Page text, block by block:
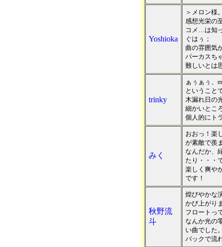
Yoshioka
＞メロン様
感想光栄の
コメ…は知
ぐはぅ；
曲の雰囲気
パーカスち
難しいとは
trinky
ぁぅぁぅ、
ということ
木漏れ日の
細かいとこ
個人的にト
みく
おおっ！楽
が素敵で羨
なんだか、
たり・・・
楽しく爽や
です！
秋野流
斗
煌びやかな
かび上がり
フロートっ
なんか光の
い曲でした
バックで流